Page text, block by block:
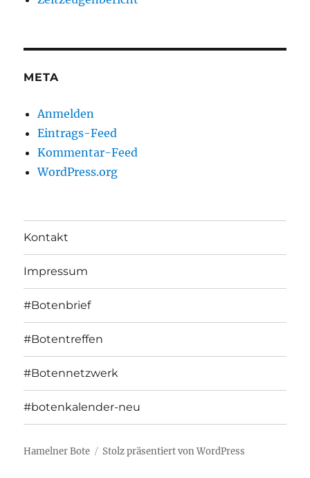
META
Anmelden
Eintrags-Feed
Kommentar-Feed
WordPress.org
Kontakt
Impressum
#Botenbrief
#Botentreffen
#Botennetzwerk
#botenkalender-neu
Hamelner Bote Stolz präsentiert von WordPress